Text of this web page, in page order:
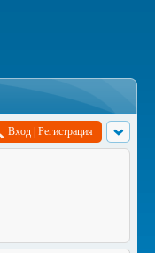
Вход Регистрация